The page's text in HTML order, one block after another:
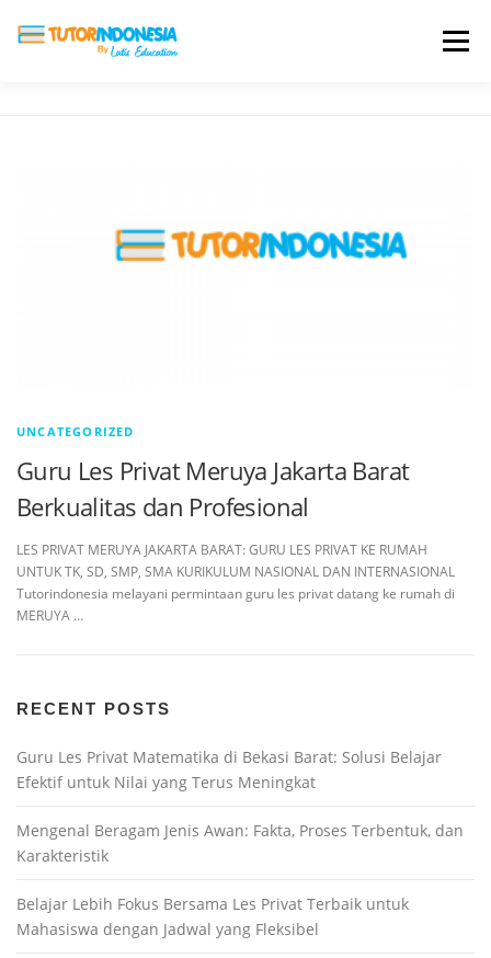
Menu
UNCATEGORIZED
Guru Les Privat Meruya Jakarta Barat
Berkualitas dan Profesional
LES PRIVAT MERUYA JAKARTA BARAT: GURU LES PRIVAT KE RUMAH
UNTUK TK, SD, SMP, SMA KURIKULUM NASIONAL DAN INTERNASIONAL
Tutorindonesia melayani permintaan guru les privat datang ke rumah di
MERUYA …
RECENT POSTS
Guru Les Privat Matematika di Bekasi Barat: Solusi Belajar
Efektif untuk Nilai yang Terus Meningkat
Mengenal Beragam Jenis Awan: Fakta, Proses Terbentuk, dan
Karakteristik
Belajar Lebih Fokus Bersama Les Privat Terbaik untuk
Mahasiswa dengan Jadwal yang Fleksibel